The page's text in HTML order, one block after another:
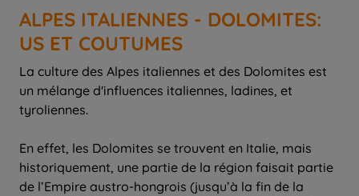
ALPES ITALIENNES - DOLOMITES:
US ET COUTUMES
La culture des Alpes italiennes et des Dolomites est
un mélange d'influences italiennes, ladines, et
tyroliennes.
En effet, les Dolomites se trouvent en Italie, mais
historiquement, une partie de la région faisait partie
de l’Empire austro-hongrois (jusqu’à la fin de la